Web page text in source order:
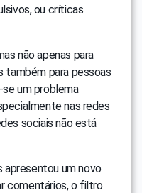
ou críticas
não apenas para
também para pessoas
um problema
nas redes
sociais não está
um novo
comentários, o filtro